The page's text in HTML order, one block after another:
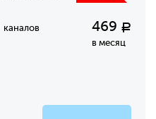
каналов 469 Р
в месяц